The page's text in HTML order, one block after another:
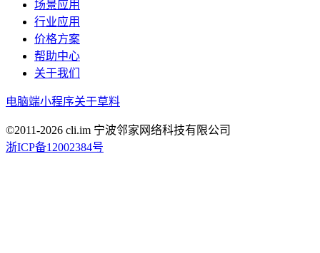
场景应用
行业应用
价格方案
帮助中心
关于我们
电脑端小程序关于草料
©2011-2026 cli.im 宁波邻家网络科技有限公司
浙ICP备12002384号